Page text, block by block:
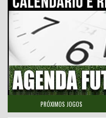
PRÓXIMOS JOGOS